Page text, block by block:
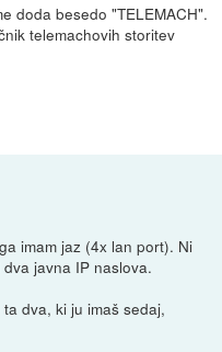
doda besedo "TELEMACH".
telemachovih storitev
imam jaz (4x lan port). Ni
javna IP naslova.
dva, ki ju imaš sedaj,